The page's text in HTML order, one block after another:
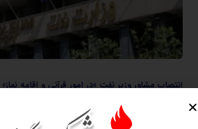
انتصاب مشاور وزیر نفت «در امور قرآنی و اقامه نماز»